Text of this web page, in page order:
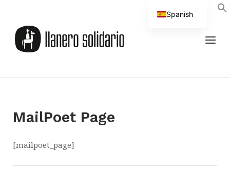
contenido
MailPoet Page
[mailpoet_page]
Spanish